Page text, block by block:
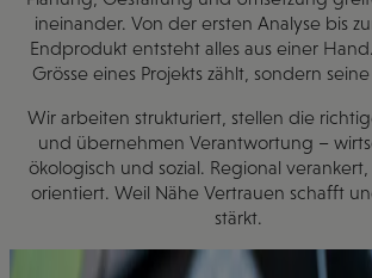
ineinander. Von der ersten Analyse bis
Endprodukt entsteht alles aus einer
Grösse eines Projekts zählt, sondern
Wir arbeiten strukturiert, stellen die
und übernehmen Verantwortung –
ökologisch und sozial. Regional
orientiert. Weil Nähe Vertrauen schafft
stärkt.